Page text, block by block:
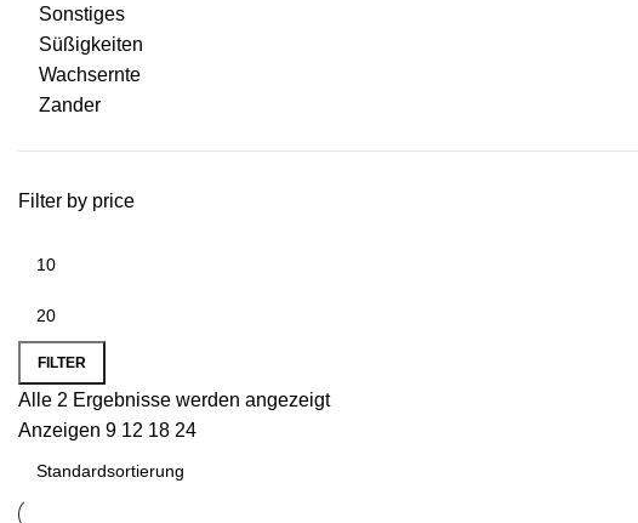
Sonstiges
Süßigkeiten
Wachsernte
Zander
Filter by price
FILTER
Alle 2 Ergebnisse werden angezeigt
Anzeigen 9 12 18 24